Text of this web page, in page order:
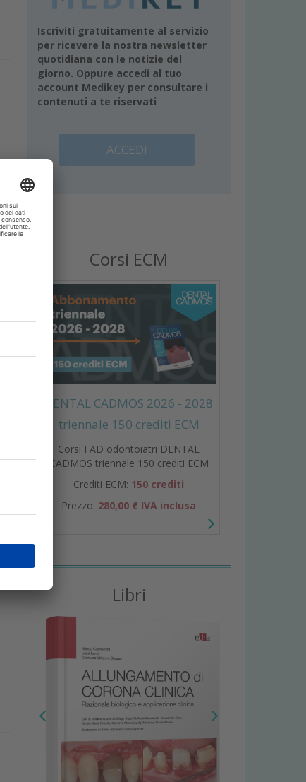
Iscriviti gratuitamente al servizio
per ricevere la nostra newsletter
quotidiana con le notizie del
giorno. Oppure accedi al tuo
account Medikey per consultare i
contenuti a te riservati
ACCEDI
Corsi ECM
DENTAL CADMOS 2026 - 2028
triennale 150 crediti ECM
Corsi FAD odontoiatri DENTAL
CADMOS triennale 150 crediti ECM
Crediti ECM: 150 crediti
Prezzo: 280,00 € IVA inclusa
Libri